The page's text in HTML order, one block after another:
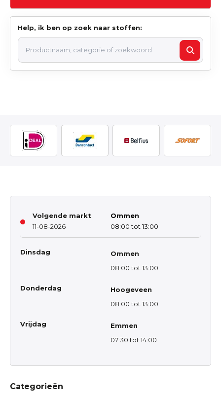
Help, ik ben op zoek naar stoffen:
Volgende markt
11-08-2026
Ommen
08:00 tot 13:00
Dinsdag
Ommen
08:00 tot 13:00
Donderdag
Hoogeveen
08:00 tot 13:00
Vrijdag
Emmen
07:30 tot 14:00
Categorieën